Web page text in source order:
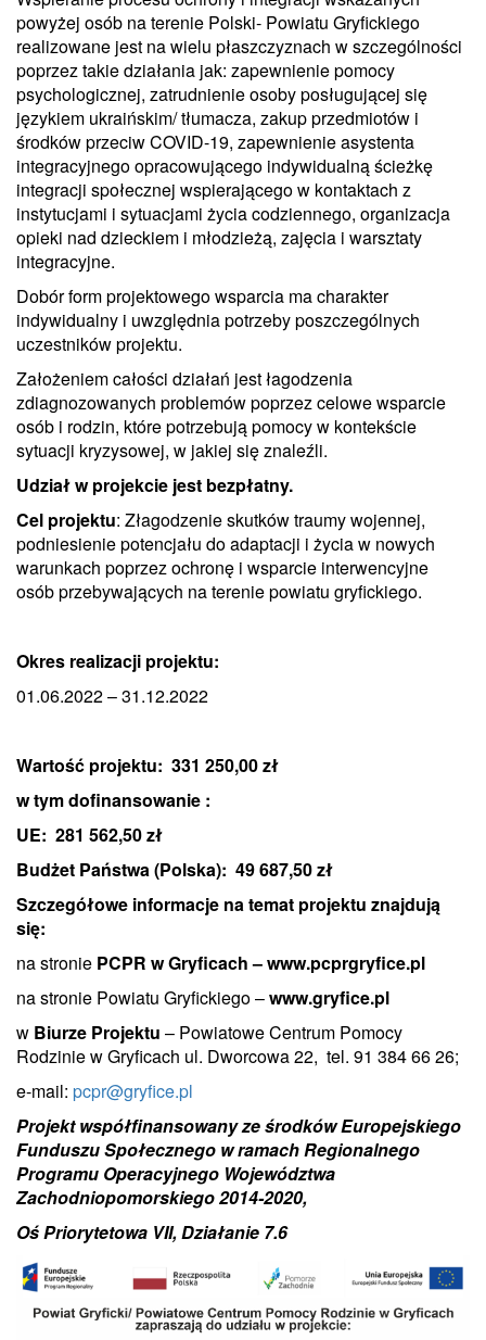
powyżej osób na terenie Polski- Powiatu Gryfickiego
realizowane jest na wielu płaszczyznach w szczególności
poprzez takie działania jak: zapewnienie pomocy
psychologicznej, zatrudnienie osoby posługującej się
językiem ukraińskim/ tłumacza, zakup przedmiotów i
środków przeciw COVID-19, zapewnienie asystenta
integracyjnego opracowującego indywidualną ścieżkę
integracji społecznej wspierającego w kontaktach z
instytucjami i sytuacjami życia codziennego, organizacja
opieki nad dzieckiem i młodzieżą, zajęcia i warsztaty
integracyjne.
Dobór form projektowego wsparcia ma charakter
indywidualny i uwzględnia potrzeby poszczególnych
uczestników projektu.
Założeniem całości działań jest łagodzenia
zdiagnozowanych problemów poprzez celowe wsparcie
osób i rodzin, które potrzebują pomocy w kontekście
sytuacji kryzysowej, w jakiej się znaleźli.
Udział w projekcie jest bezpłatny.
Cel projektu: Złagodzenie skutków traumy wojennej,
podniesienie potencjału do adaptacji i życia w nowych
warunkach poprzez ochronę i wsparcie interwencyjne
osób przebywających na terenie powiatu gryfickiego.
Okres realizacji projektu:
01.06.2022 – 31.12.2022
Wartość projektu: 331 250,00 zł
w tym dofinansowanie :
UE: 281 562,50 zł
Budżet Państwa (Polska): 49 687,50 zł
Szczegółowe informacje na temat projektu znajdują
się:
na stronie PCPR w Gryficach – www.pcprgryfice.pl
na stronie Powiatu Gryfickiego –www.gryfice.pl
w Biurze Projektu – Powiatowe Centrum Pomocy
Rodzinie w Gryficach ul. Dworcowa 22, tel. 91 384 66 26;
e-mail: pcpr@gryfice.pl
Projekt współfinansowany ze środków Europejskiego
Funduszu Społecznego w ramach Regionalnego
Programu Operacyjnego Województwa
Zachodniopomorskiego 2014-2020,
Oś Priorytetowa VII, Działanie 7.6